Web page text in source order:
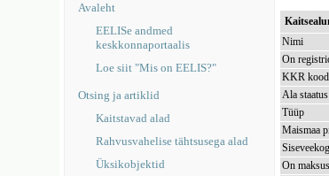
Avaleht
EELISe andmed
keskkonnaportaalis
Loe siit "Mis on EELIS?"
Otsing ja artiklid
Kaitstavad alad
Rahvusvahelise tähtsusega alad
Üksikobjektid
Nimi
On
KKR kood
Ala staatus
Tüüp
Maismaa
On